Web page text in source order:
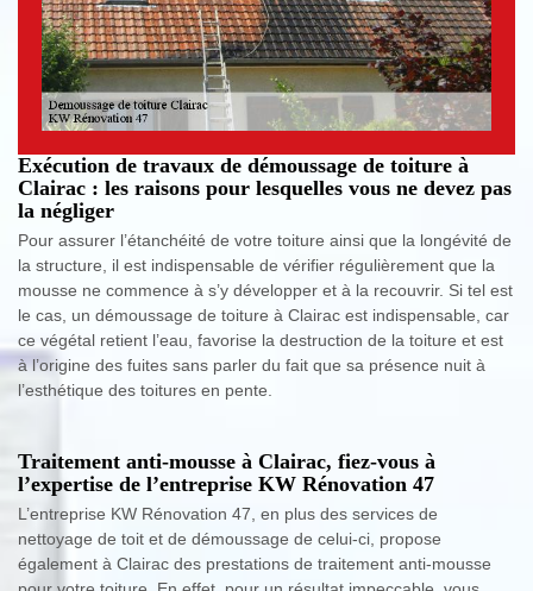
Exécution de travaux de démoussage de toiture à
Clairac : les raisons pour lesquelles vous ne devez pas
la négliger
Pour assurer l’étanchéité de votre toiture ainsi que la longévité de
la structure, il est indispensable de vérifier régulièrement que la
mousse ne commence à s’y développer et à la recouvrir. Si tel est
le cas, un démoussage de toiture à Clairac est indispensable, car
ce végétal retient l’eau, favorise la destruction de la toiture et est
à l’origine des fuites sans parler du fait que sa présence nuit à
l’esthétique des toitures en pente.
Traitement anti-mousse à Clairac, fiez-vous à
l’expertise de l’entreprise KW Rénovation 47
L’entreprise KW Rénovation 47, en plus des services de
nettoyage de toit et de démoussage de celui-ci, propose
également à Clairac des prestations de traitement anti-mousse